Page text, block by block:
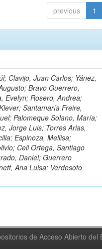
previous 1
Clavijo, Juan Carlos; Yánez,
Bravo Guerrero,
Evelyn; Rosero, Andrea;
Santamaría Freire,
Palomeque Solano, María;
Jorge Luis; Torres Arias,
Espinoza, Mellisa;
Celi Ortega, Santiago
Daniel; Guerrero
Ana Luisa; Verdesoto
de Acceso Abierto del